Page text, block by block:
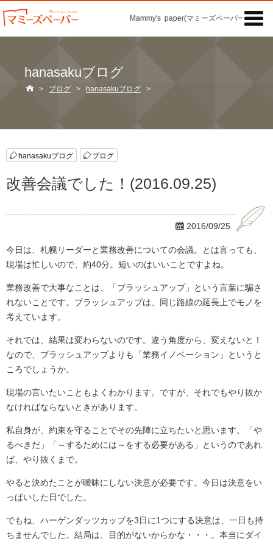
Mammy's paper(マミーズペーパー)の「記事

hanasakuブログ
 > ブログ > hanasakuブログ >
hanasakuブログ ブログ
改善会議でした！(2016.09.25)
 2016/09/25
今日は、札幌リーダーと業務改善についての会議。とは言っても、
現場は忙しいので、約40分。短いのはいいことですよね。
業務改善で大事なことは、「ブラッシュアップ」という言葉に騙さ
れないことです。ブラッシュアップは、同じ路線の延長上でモノを
考えています。
それでは、結果は変わらないのです。違う角度から、変えないと！
なので、ブラッシュアップよりも「業務イノベーション」というと
ころでしょうか。
現場の言いたいこともよくわかります。ですが、それでもやり抜か
なければならないときがあります。
私自身が、約束を守ることでその先陣に立ちたいと思います。「や
るべきだ」「～するためには～をする必要がある」というのであれ
ば、やり抜くまで。
やると決めたことが曖昧にしない決意が必要です。今日は決意をい
っぱいした日でした。
でもね、ハーゲンダッツカップを3日に1つにする決意は、一日も持
ちませんでした。結局は、目的がないからかな・・・。本当にダイ